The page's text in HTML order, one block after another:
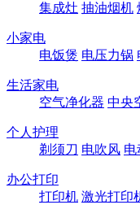
集成灶 抽油烟机
小家电
电饭煲 电压力锅
生活家电
空气净化器 中央
个人护理
剃须刀 电吹风 电
办公打印
打印机 激光打印